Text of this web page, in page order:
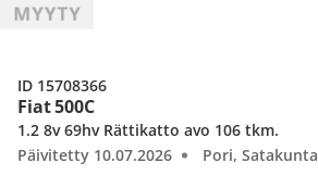
Fiat 500C
1.2 8v 69hv Rättikatto avo 106 tkm.
Päivitetty 10.07.2026
Pori, Satakunta
ID 15708366